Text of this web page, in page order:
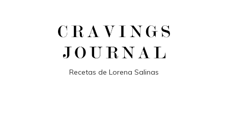
Recetas de Lorena Salinas